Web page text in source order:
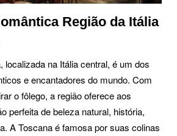
Região da Itália
localizada na Itália central, é um dos
e encantadores do mundo. Com
o fôlego, a região oferece aos
perfeita de beleza natural, história,
A Toscana é famosa por suas colinas